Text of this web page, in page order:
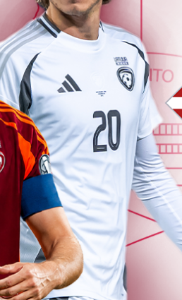
Salaspils Sporta nams